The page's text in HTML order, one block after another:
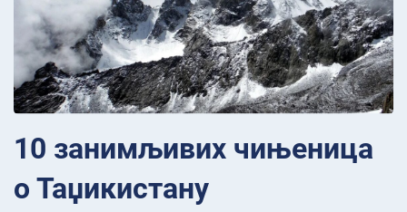
10 занимљивих чињеница
о Таџикистану